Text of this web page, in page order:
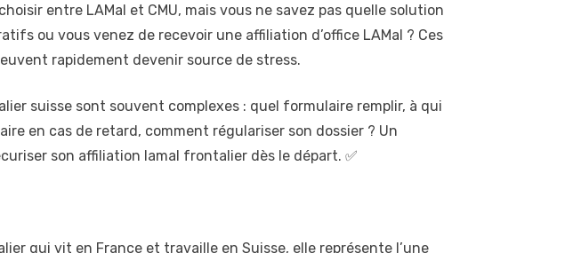
entre LAMal et CMU, mais vous ne savez pas quelle solution
ou vous venez de recevoir une affiliation d’office LAMal ? Ces
rapidement devenir source de stress.
suisse sont souvent complexes : quel formulaire remplir, à qui
en cas de retard, comment régulariser son dossier ? Un
son affiliation lamal frontalier dès le départ. ✅
qui vit en France et travaille en Suisse, elle représente l’une